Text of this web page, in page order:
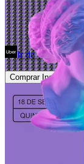
Ir de Uber
Comprar Ingressos